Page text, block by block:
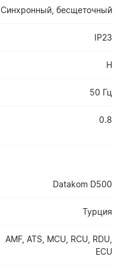
Синхронный, бесщеточный
IP23
H
50 Гц
0.8
Datakom D500
Турция
AMF, ATS, MCU, RCU, RDU,
ECU